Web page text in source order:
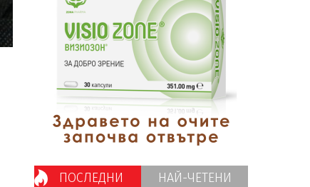
ПОСЛЕДНИ НАЙ-ЧЕТЕНИ